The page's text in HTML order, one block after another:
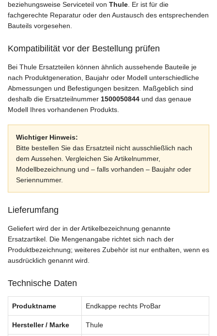
beziehungsweise Serviceteil von Thule . Er ist für die
fachgerechte Reparatur oder den Austausch des entsprechenden
Bauteils vorgesehen.
Kompatibilität vor der Bestellung prüfen
Bei Thule Ersatzteilen können ähnlich aussehende Bauteile je
nach Produktgeneration, Baujahr oder Modell unterschiedliche
Abmessungen und Befestigungen besitzen. Maßgeblich sind
deshalb die Ersatzteilnummer 1500050844 und das genaue
Modell Ihres vorhandenen Produkts.
Wichtiger Hinweis:
Bitte bestellen Sie das Ersatzteil nicht ausschließlich nach
dem Aussehen. Vergleichen Sie Artikelnummer,
Modellbezeichnung und – falls vorhanden – Baujahr oder
Seriennummer.
Lieferumfang
Geliefert wird der in der Artikelbezeichnung genannte
Ersatzartikel. Die Mengenangabe richtet sich nach der
Produktbezeichnung; weiteres Zubehör ist nur enthalten, wenn es
ausdrücklich genannt wird.
Technische Daten
Produktname Endkappe rechts ProBar
Hersteller / Marke Thule